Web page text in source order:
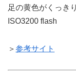
足の黄色がくっき
ISO3200 flash
＞ 参考サイト